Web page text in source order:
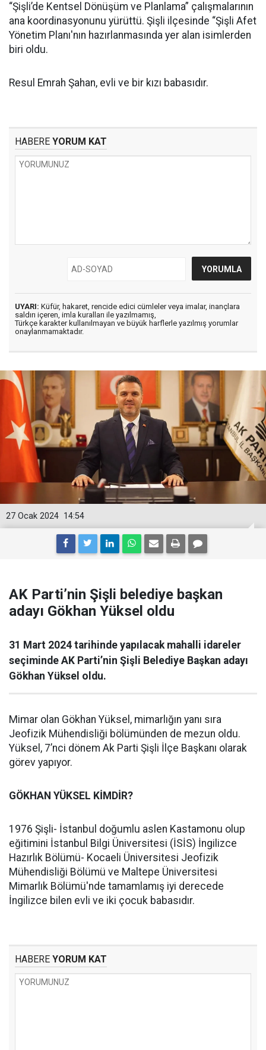
“Şişli’de Kentsel Dönüşüm ve Planlama” çalışmalarının
ana koordinasyonunu yürüttü. Şişli ilçesinde “Şişli Afet
Yönetim Planı'nın hazırlanmasında yer alan isimlerden
biri oldu.
Resul Emrah Şahan, evli ve bir kızı babasıdır.
HABERE YORUM KAT
UYARI: Küfür, hakaret, rencide edici cümleler veya imalar, inançlara
saldırı içeren, imla kuralları ile yazılmamış,
Türkçe karakter kullanılmayan ve büyük harflerle yazılmış yorumlar
onaylanmamaktadır.
14:54
27 Ocak 2024
AK Parti’nin Şişli belediye başkan
adayı Gökhan Yüksel oldu
31 Mart 2024 tarihinde yapılacak mahalli idareler
seçiminde AK Parti’nin Şişli Belediye Başkan adayı
Gökhan Yüksel oldu.
Mimar olan Gökhan Yüksel, mimarlığın yanı sıra
Jeofizik Mühendisliği bölümünden de mezun oldu.
Yüksel, 7’nci dönem Ak Parti Şişli İlçe Başkanı olarak
görev yapıyor.
GÖKHAN YÜKSEL KİMDİR?
1976 Şişli- İstanbul doğumlu aslen Kastamonu olup
eğitimini İstanbul Bilgi Üniversitesi (İSİS) İngilizce
Hazırlık Bölümü- Kocaeli Üniversitesi Jeofizik
Mühendisliği Bölümü ve Maltepe Üniversitesi
Mimarlık Bölümü'nde tamamlamış iyi derecede
İngilizce bilen evli ve iki çocuk babasıdır.
HABERE YORUM KAT